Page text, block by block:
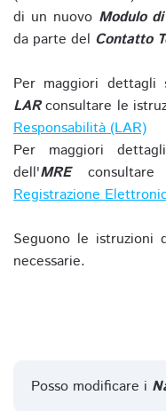
di un nuovo Modulo
da parte del Contatto
Per maggiori dettagli
LARconsultare le
Responsabilità (LAR)
Per maggiori
dell'MRE
Registrazione
Seguono le istruzioni
necessarie.
Posso modificare i